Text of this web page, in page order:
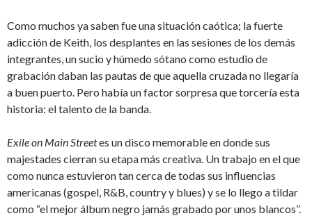
Como muchos ya saben fue una situación caótica; la fuerte
adicción de Keith, los desplantes en las sesiones de los demás
integrantes, un sucio y húmedo sótano como estudio de
grabación daban las pautas de que aquella cruzada no llegaría
a buen puerto. Pero había un factor sorpresa que torcería esta
historia: el talento de la banda.
Exile on Main Streetes un disco memorable en donde sus
majestades cierran su etapa más creativa. Un trabajo en el que
como nunca estuvieron tan cerca de todas sus influencias
americanas (gospel, R&B, country y blues) y se lo llego a tildar
como “el mejor álbum negro jamás grabado por unos blancos”.